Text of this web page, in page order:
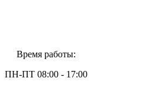
Время работы:
ПН-ПТ 08:00 - 17:00